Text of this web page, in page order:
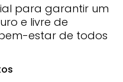
para garantir um
e livre de
estar de todos